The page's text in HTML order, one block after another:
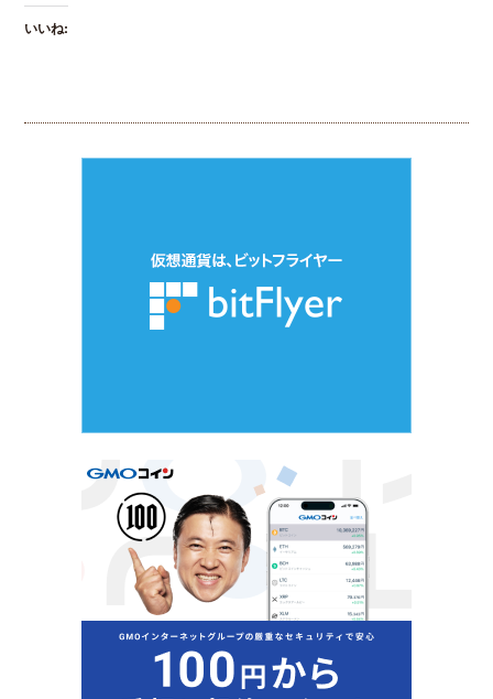
いいね: